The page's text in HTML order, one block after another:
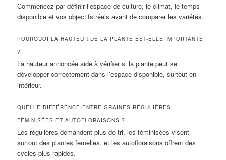
Commencez par définir l’espace de culture, le climat, le temps
disponible et vos objectifs réels avant de comparer les variétés.
POURQUOI LA HAUTEUR DE LA PLANTE EST-ELLE IMPORTANTE
?
La hauteur annoncée aide à vérifier si la plante peut se
développer correctement dans l’espace disponible, surtout en
intérieur.
QUELLE DIFFÉRENCE ENTRE GRAINES RÉGULIÈRES,
FÉMINISÉES ET AUTOFLORAISONS ?
Les régulières demandent plus de tri, les féminisées visent
surtout des plantes femelles, et les autofloraisons offrent des
cycles plus rapides.